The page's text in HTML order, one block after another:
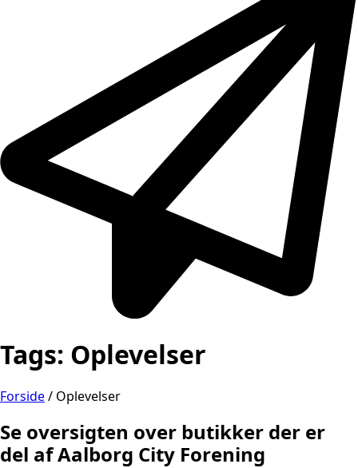
Tags: Oplevelser
Forside/ Oplevelser
Se oversigten over butikker der er
del af Aalborg City Forening